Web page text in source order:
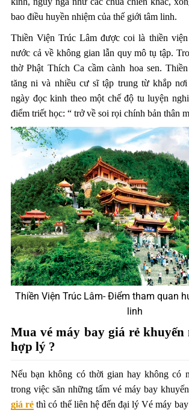
bao điều huyền nhiệm của thế giới tâm linh.
Thiền Viện Trúc Lâm được coi là thiền
nước cả về không gian lẫn quy mô tụ tập.
thờ Phật Thích Ca cầm cành hoa sen.
tăng ni và nhiều cư sĩ tập trung từ khắp
ngày đọc kinh theo một chế độ tu luyện
điểm triết học: “ trở về soi rọi chính bản thân
Thiền Viện Trúc Lâm- Điểm tham quan
linh
Mua vé máy bay giá rẻ khuyến
hợp lý ?
Nếu bạn không có thời gian hay không có
trong việc săn những tấm vé máy bay
giá rẻ thì có thể liên hệ đến đại lý Vé máy